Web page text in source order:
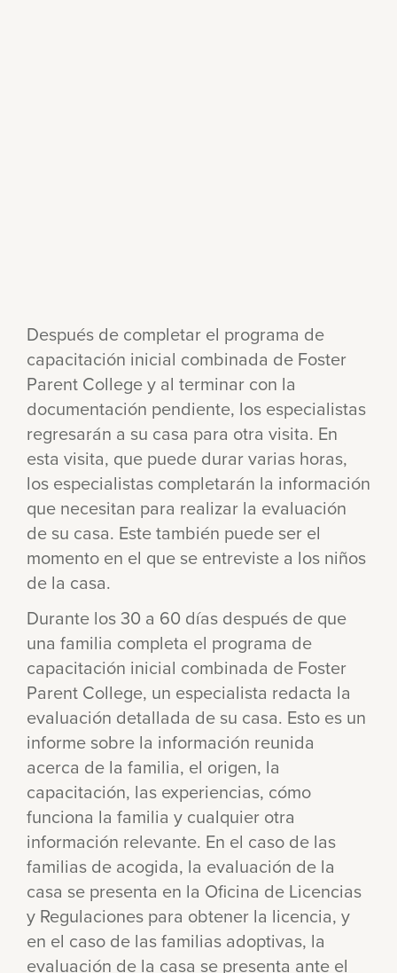
Después de completar el programa de
capacitación inicial combinada de Foster
Parent College y al terminar con la
documentación pendiente, los especialistas
regresarán a su casa para otra visita. En
esta visita, que puede durar varias horas,
los especialistas completarán la información
que necesitan para realizar la evaluación
de su casa. Este también puede ser el
momento en el que se entreviste a los niños
de la casa.
Durante los 30 a 60 días después de que
una familia completa el programa de
capacitación inicial combinada de Foster
Parent College, un especialista redacta la
evaluación detallada de su casa. Esto es un
informe sobre la información reunida
acerca de la familia, el origen, la
capacitación, las experiencias, cómo
funciona la familia y cualquier otra
información relevante. En el caso de las
familias de acogida, la evaluación de la
casa se presenta en la Oficina de Licencias
y Regulaciones para obtener la licencia, y
en el caso de las familias adoptivas, la
evaluación de la casa se presenta ante el